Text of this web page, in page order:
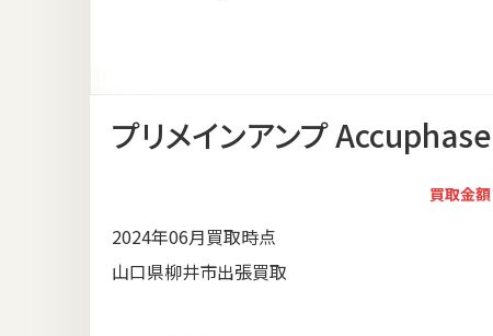
プリメインアンプ
買取金額
2024年06月買取時点
山口県柳井市出張買取